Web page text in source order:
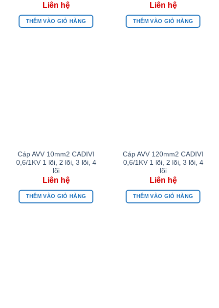
THÊM VÀO GIỎ HÀNG THÊM VÀO GIỎ HÀNG
Cáp AVV 10mm2 CADIVI
0,6/1KV 1 lõi, 2 lõi, 3 lõi, 4
lõi
THÊM VÀO GIỎ HÀNG
Cáp AVV 120mm2 CADIVI
0,6/1KV 1 lõi, 2 lõi, 3 lõi, 4
lõi
THÊM VÀO GIỎ HÀNG